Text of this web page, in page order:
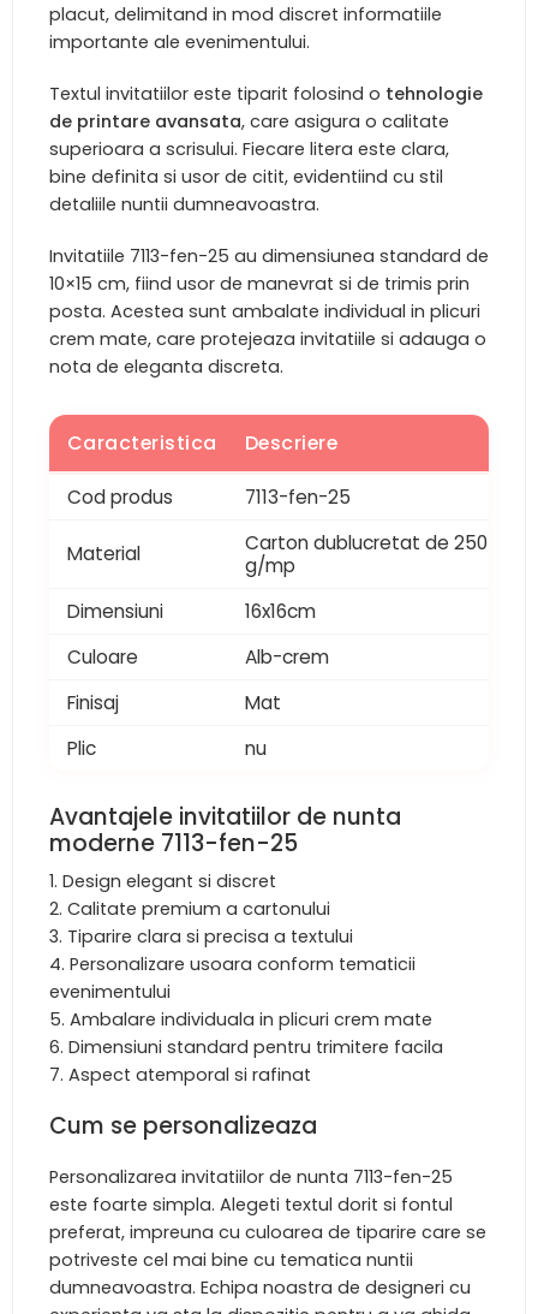
placut, delimitand in mod discret informatiile
importante ale evenimentului.
Textul invitatiilor este tiparit folosind o tehnologie
de printare avansata, care asigura o calitate
superioara a scrisului. Fiecare litera este clara,
bine definita si usor de citit, evidentiind cu stil
detaliile nuntii dumneavoastra.
Invitatiile 7113-fen-25 au dimensiunea standard de
10×15 cm, fiind usor de manevrat si de trimis prin
posta. Acestea sunt ambalate individual in plicuri
crem mate, care protejeaza invitatiile si adauga o
nota de eleganta discreta.
Caracteristica Descriere
Cod produs 7113-fen-25
Material
Carton dublucretat de 250
g/mp
Dimensiuni
16x16cm
Culoare
Alb-crem
Finisaj
Mat
Plic
nu
Avantajele invitatiilor de nunta
moderne 7113-fen-25
Design elegant si discret
Calitate premium a cartonului
Tiparire clara si precisa a textului
Personalizare usoara conform tematicii
evenimentului
Ambalare individuala in plicuri crem mate
Dimensiuni standard pentru trimitere facila
Aspect atemporal si rafinat
Cum se personalizeaza
Personalizarea invitatiilor de nunta 7113-fen-25
este foarte simpla. Alegeti textul dorit si fontul
preferat, impreuna cu culoarea de tiparire care se
potriveste cel mai bine cu tematica nuntii
dumneavoastra. Echipa noastra de designeri cu